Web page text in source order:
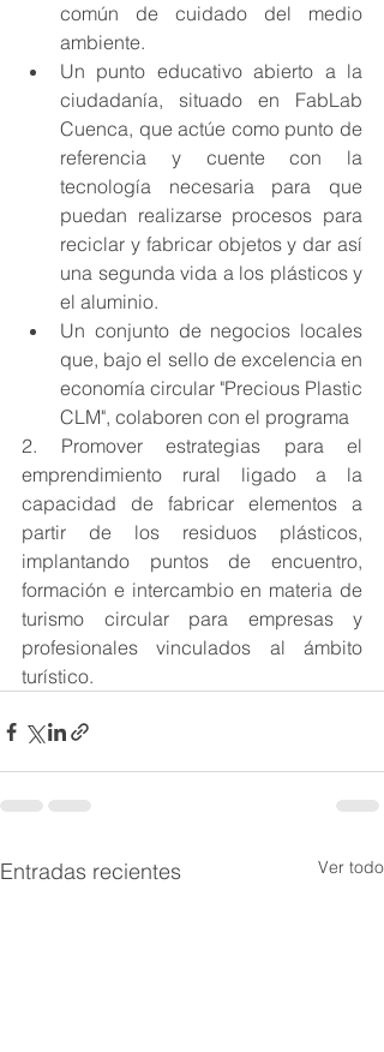
común de cuidado del medio
ambiente.
Un punto educativo abierto a la
ciudadanía, situado en FabLab
Cuenca, que actúe como punto de
referencia y cuente con la
tecnología necesaria para que
puedan realizarse procesos para
reciclar y fabricar objetos y dar así
una segunda vida a los plásticos y
el aluminio.
Un conjunto de negocios locales
que, bajo el sello de excelencia en
economía circular "Precious Plastic
CLM", colaboren con el programa
2. Promover estrategias para el
emprendimiento rural ligado a la
capacidad de fabricar elementos a
partir de los residuos plásticos,
implantando puntos de encuentro,
formación e intercambio en materia de
turismo circular para empresas y
profesionales vinculados al ámbito
turístico.
Entradas recientes Ver todo